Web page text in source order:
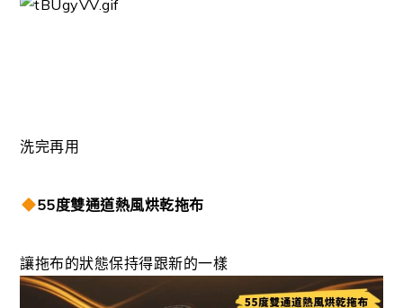
洗完再用
55度雙通道熱風烘乾拖布
讓拖布的狀態保持得跟新的一樣